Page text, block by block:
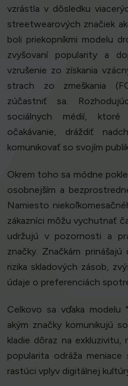
vzrástla v dôsledku
streetwearových značiek
boli priekopníkmi modelu
zvyšovaní popularity a
vzrušenie zo získania
strach zo zmeškania
zúčastniť sa.
sociálnych médií, ktoré
očakávanie, dráždiť
komunikovať so svojím
Okrem toho sa módne
osobnejším a
Namiesto
zákazníci môžu vychutnať
udržujú v pozornosti a
značky. Značkám
rizika skladových zásob,
údaje o preferenciách
Celkovo sa vďaka modelu
akým značky komunikujú
kladie dôraz na
popularita odráža
rastúci vplyv digitálnej